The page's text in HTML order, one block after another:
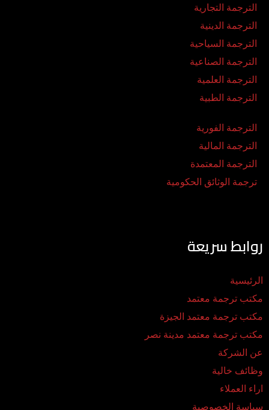
الترجمة التجارية
الترجمة الدينية
الترجمة السياحية
الترجمة الصناعية
الترجمة العلمية
الترجمة الطبية
الترجمة الفورية
الترجمة المالية
الترجمة المعتمدة
ترجمة الوثائق الحكومية
روابط سريعة
الرئيسية
مكتب ترجمة معتمد
مكتب ترجمة معتمد الجيزة
مكتب ترجمة معتمد مدينة نصر
عن الشركة
وظائف خالية
اراء العملاء
سياسة الخصوصية